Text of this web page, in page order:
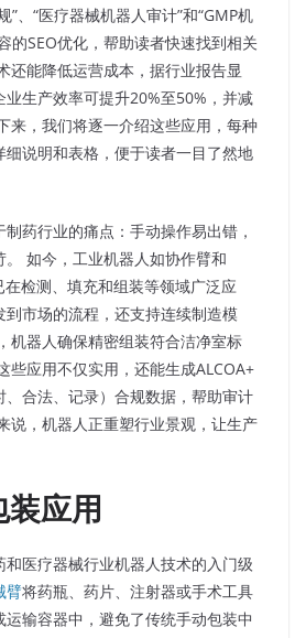
”、“医疗器械机器人审计”和“GMP机
的SEO优化，帮助读者快速找到相关
还能降低运营成本，据行业报告显
生产效率可提升20%至50%，并减
来，我们将逐一介绍这些应用，每种
说明和表格，便于读者一目了然地
药行业的痛点：手动操作易出错，
如今，工业机器人如协作臂和
在检测、填充和组装等领域广泛应
到市场的流程，还支持连续制造模
机器人确保精密组装符合洁净室标
些应用不仅实用，还能生成ALCOA+
、合法、记录）合规数据，帮助审计
说，机器人正重塑行业景观，让生产
应用
和医疗器械行业机器人技术的入门级
臂将药瓶、药片、注射器或手术工具
输容器中，避免了传统手动包装中